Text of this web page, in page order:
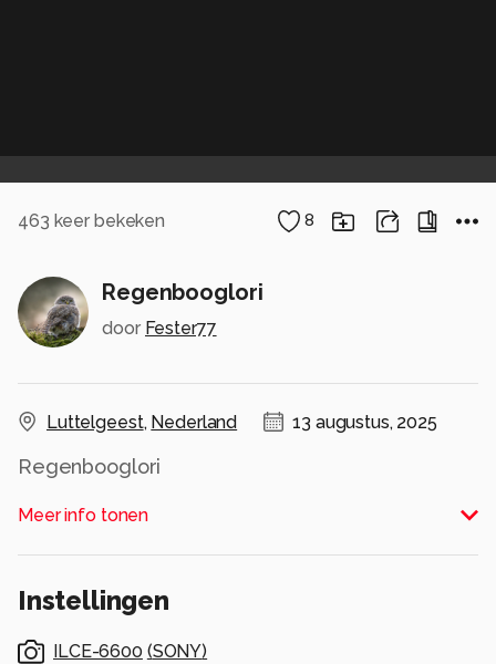
463 keer bekeken 8
Regenbooglori
door Fester77
Luttelgeest, Nederland 13 augustus, 2025
Regenbooglori
Alle rechten voorbehouden
Meer info tonen
Instellingen
ILCE-6600 (SONY)